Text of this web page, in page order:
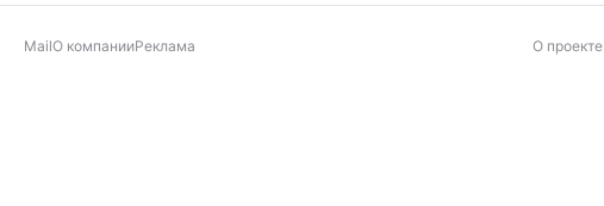
MailО компанииРеклама О проекте